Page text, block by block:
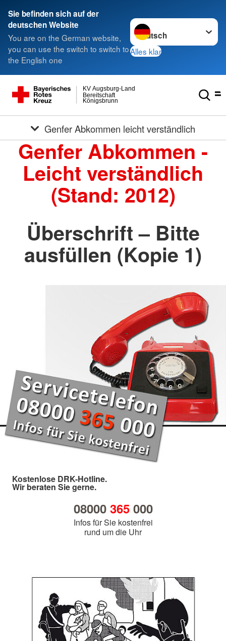
Sie befinden sich auf der
deutschen Website
You are on the German website,
you can use the switch to switch to
the English one
Sprache wechseln zu
Alles klar
Königsbrunn
Bereitschaft
KV Augsburg-Land
Genfer Abkommen leicht verständlich
Genfer Abkommen -
Leicht verständlich
(Stand: 2012)
Überschrift – Bitte
ausfüllen (Kopie 1)
Kostenlose DRK-Hotline.
Wir beraten Sie gerne.
08000 365000
Infos für Sie kostenfrei
rund um die Uhr